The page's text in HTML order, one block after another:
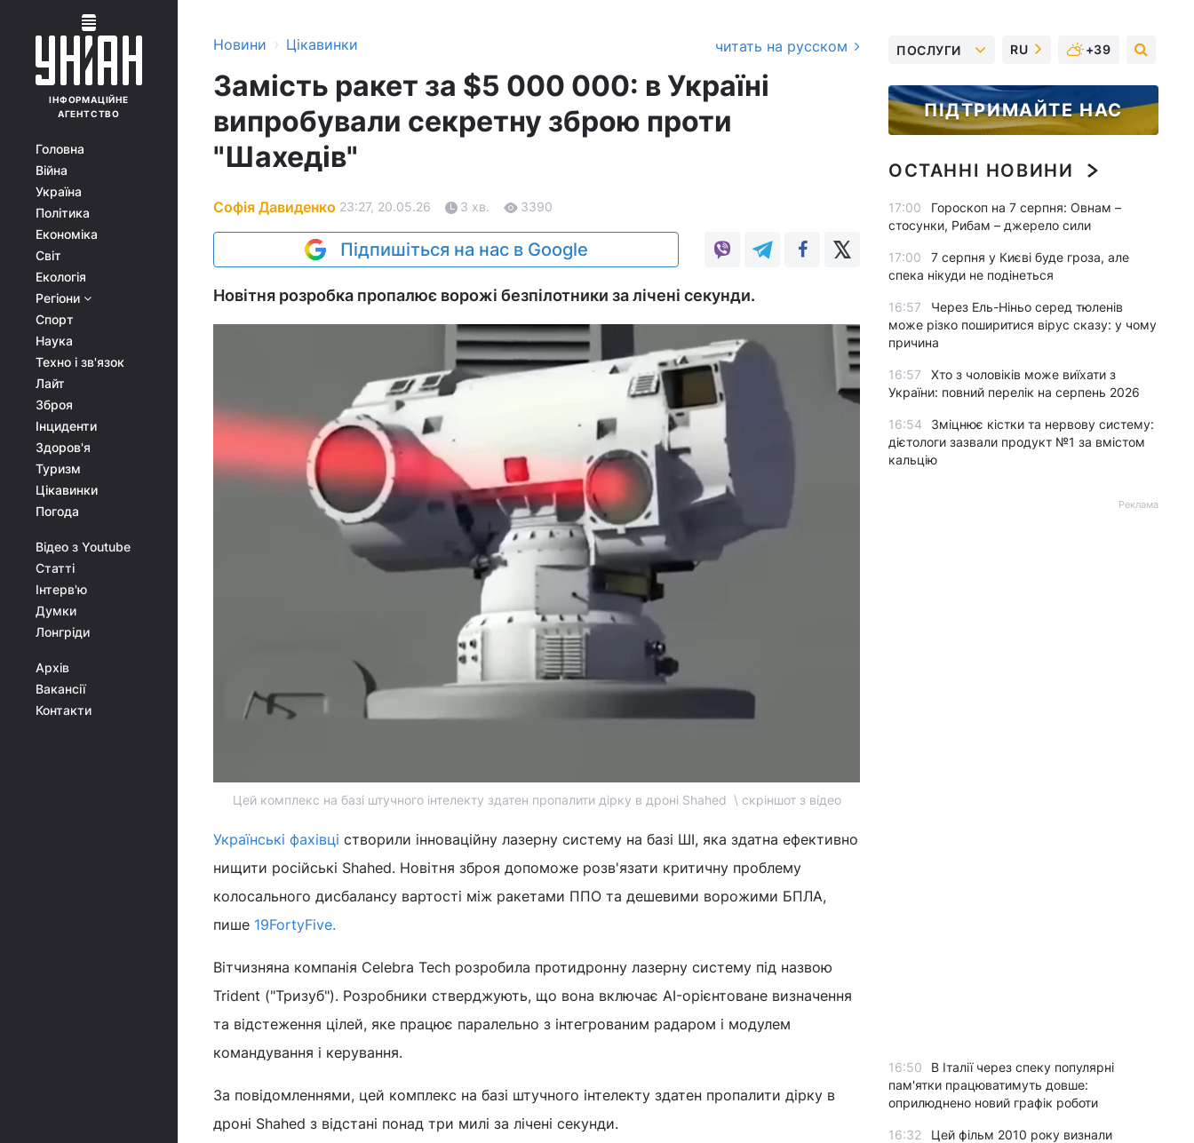
ІНФОРМАЦІЙНЕ
АГЕНТСТВО
Головна
Війна
Україна
Політика
Економіка
Світ
Екологія
Регіони
Спорт
Наука
Техно і зв'язок
Лайт
Зброя
Інциденти
Здоров'я
Туризм
Цікавинки
Погода
Відео з Youtube
Статті
Інтерв'ю
Думки
Лонгріди
Архів
Вакансії
Контакти
Новини › Цікавинки читать на русском
Замість ракет за $5 000 000: в Україні
випробували секретну зброю проти
"Шахедів"
Софія Давиденко 23:27, 20.05.26 3 хв. 3390
Підпишіться на нас в Google
Новітня розробка пропалює ворожі безпілотники за лічені секунди.
Цей комплекс на базі штучного інтелекту здатен пропалити дірку в дроні Shahed \ скріншот з відео
Українські фахівці створили інноваційну лазерну систему на базі ШІ, яка здатна ефективно
нищити російські Shahed. Новітня зброя допоможе розв'язати критичну проблему
колосального дисбалансу вартості між ракетами ППО та дешевими ворожими БПЛА,
пише 19FortyFive.
Вітчизняна компанія Celebra Tech розробила протидронну лазерну систему під назвою
Trident ("Тризуб"). Розробники стверджують, що вона включає AI-орієнтоване визначення
та відстеження цілей, яке працює паралельно з інтегрованим радаром і модулем
командування і керування.
За повідомленнями, цей комплекс на базі штучного інтелекту здатен пропалити дірку в
дроні Shahed з відстані понад три милі за лічені секунди.
ПОСЛУГИ RU +39
ПІДТРИМАЙТЕ НАС
ОСТАННІ НОВИНИ
17:00
Гороскоп на 7 серпня: Овнам –
стосунки, Рибам – джерело сили
17:00
7 серпня у Києві буде гроза, але
спека нікуди не подінеться
16:57
Через Ель-Ніньо серед тюленів
може різко поширитися вірус сказу: у чому
причина
16:57
Хто з чоловіків може виїхати з
України: повний перелік на серпень 2026
16:54
Зміцнює кістки та нервову систему:
дієтологи зазвали продукт №1 за вмістом
кальцію
Реклама
16:50
В Італії через спеку популярні
пам'ятки працюватимуть довше:
оприлюднено новий графік роботи
16:32
Цей фільм 2010 року визнали